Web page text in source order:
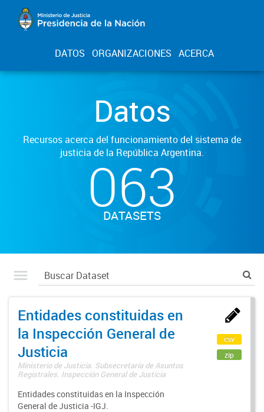
DATOS ORGANIZACIONES ACERCA
Datos
Recursos acerca del funcionamiento del sistema de
justicia de la República Argentina.
063
DATASETS
Entidades constituidas en
la Inspección General de
Justicia
Ministerio de Justicia. Subsecretaría de Asuntos
Registrales. Inspección General de Justicia
Entidades constituidas en la Inspección
General de Justicia -IGJ.
csv
zip